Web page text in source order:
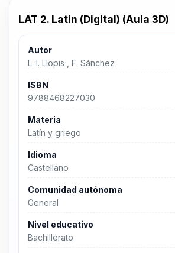
LAT 2. Latín (Digital) (Aula 3D)
Autor
L. I. Llopis , F. Sánchez
ISBN
9788468227030
Materia
Latín y griego
Idioma
Castellano
Comunidad autónoma
General
Nivel educativo
Bachillerato